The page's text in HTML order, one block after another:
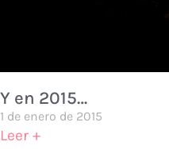
Y en 2015…
1 de enero de 2015
Leer +